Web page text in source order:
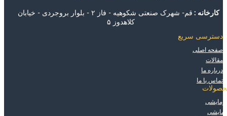
کارخانه :
قم- شهرک صنعتی شکوهیه - فاز ۲ - بلوار بروجردی - خیابان
کلاهدوز ۵
دسترسی سریع
صفحه اصلی
مقالات
درباره ما
تماس با ما